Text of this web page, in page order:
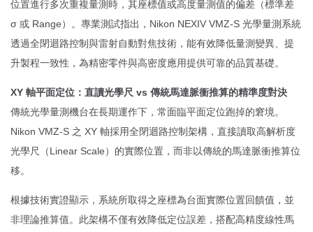
位置進行多次重複量測時，其座標值或高度量測值的偏差（標準差
σ 或 Range）。專業測試指出，Nikon NEXIV VMZ-S 光學量測系統
透過全閉迴路控制與雷射自動對焦技術，能有效降低量測變異、提
升製程一致性，為精密零件與高密度應用提供可靠的品質基礎。
XY 軸平面定位：直讀光學尺 vs 傳統馬達脈衝推算的精準度對決
傳統光學量測機台在長期運作下，常面臨平面定位跑掉的窘境。
Nikon VMZ-S 之 XY 軸採用全閉迴路控制架構，直接讀取高解析度
光學尺（Linear Scale）的實際位置，而非以傳統的馬達脈衝推算位
移。
根據技術實證顯示，系統所取得之座標為台面實際位置回饋值，並
非理論推算值。此架構不僅有效降低定位誤差，搭配高精度線性馬